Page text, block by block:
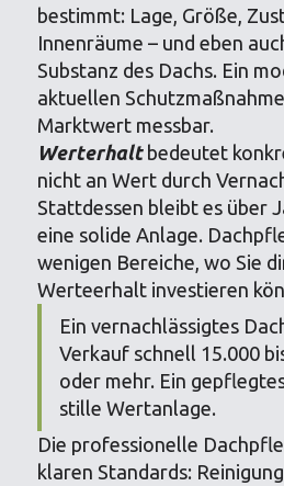
bestimmt: Lage, Größe,
Innenräume – und eben
Substanz des Dachs. Ein
aktuellen
Marktwert messbar.
Werterhaltbedeutet
nicht an Wert durch
Stattdessen bleibt es über
eine solide Anlage.
wenigen Bereiche, wo Sie
Werteerhalt investieren
Ein vernachlässigtes
Verkauf schnell 15.000
oder mehr. Ein
stille Wertanlage.
Die professionelle
klaren Standards: